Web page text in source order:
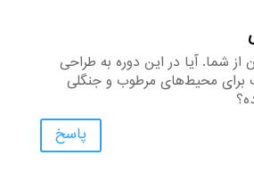
از شما. آیا در این دوره به طراحی
برای محیط‌های مرطوب و جنگلی
پاسخ